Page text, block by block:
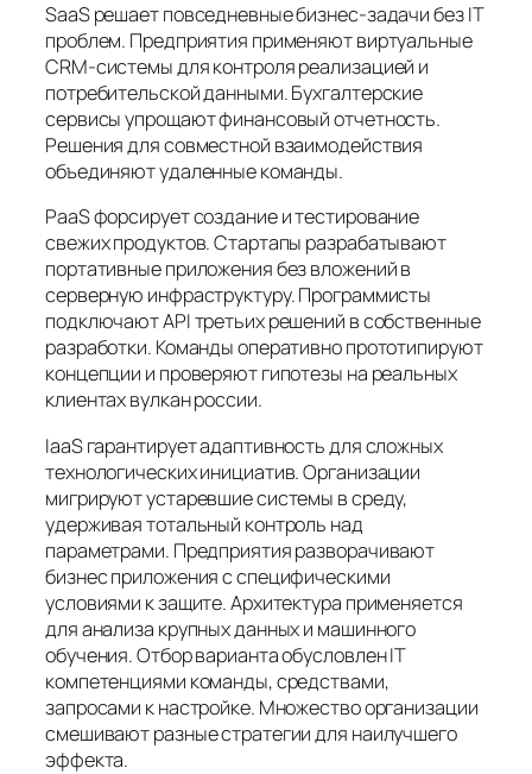
SaaS решает повседневные бизнес-задачи без IT
проблем. Предприятия применяют виртуальные
CRM-системы для контроля реализацией и
потребительской данными. Бухгалтерские
сервисы упрощают финансовый отчетность.
Решения для совместной взаимодействия
объединяют удаленные команды.
PaaS форсирует создание и тестирование
свежих продуктов. Стартапы разрабатывают
портативные приложения без вложений в
серверную инфраструктуру. Программисты
подключают API третьих решений в собственные
разработки. Команды оперативно прототипируют
концепции и проверяют гипотезы на реальных
клиентах вулкан россии.
IaaS гарантирует адаптивность для сложных
технологических инициатив. Организации
мигрируют устаревшие системы в среду,
удерживая тотальный контроль над
параметрами. Предприятия разворачивают
бизнес приложения с специфическими
условиями к защите. Архитектура применяется
для анализа крупных данных и машинного
обучения. Отбор варианта обусловлен IT
компетенциями команды, средствами,
запросами к настройке. Множество организации
смешивают разные стратегии для наилучшего
эффекта.